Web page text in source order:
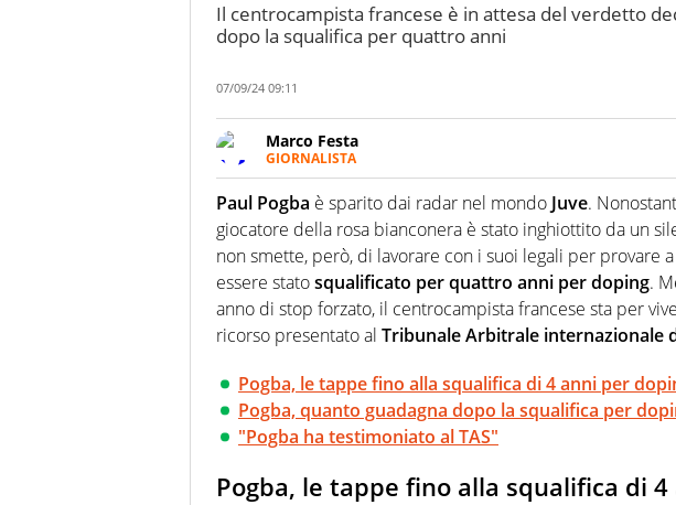
Il centrocampista francese è in attesa del verdetto
dopo la squalifica per quattro anni
07/09/24 09:11
Marco Festa
GIORNALISTA
Frequentatore di stadi ed esperto di calcio, ama
futuri campioni. Anzi, spesso precorre gli addetti ai
Paul Pogba è sparito dai radar nel mondo Juve.
giocatore della rosa bianconera è stato inghiottito da un
non smette, però, di lavorare con i suoi legali per provare
essere statosqualificato per quattro anni per doping.
anno di stop forzato, il centrocampista francese sta per
ricorso presentato al Tribunale Arbitrale internazionale
Pogba, le tappe fino alla squalifica di 4 anni per
Pogba, quanto guadagna dopo la squalifica per
"Pogba ha testimoniato al TAS"
Pogba, le tappe fino alla squalifica di